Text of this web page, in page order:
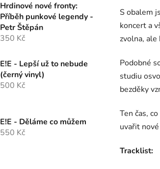
Hrdinové nové fronty:
Příběh punkové legendy -
Petr Štěpán
350 Kč
E!E - Lepší už to nebude
(černý vinyl)
500 Kč
E!E - Děláme co můžem
550 Kč
S obalem
koncert a
zvolna, ale
Podobné
studiu
bezděky
Ten čas,
uvařit
Tracklist: